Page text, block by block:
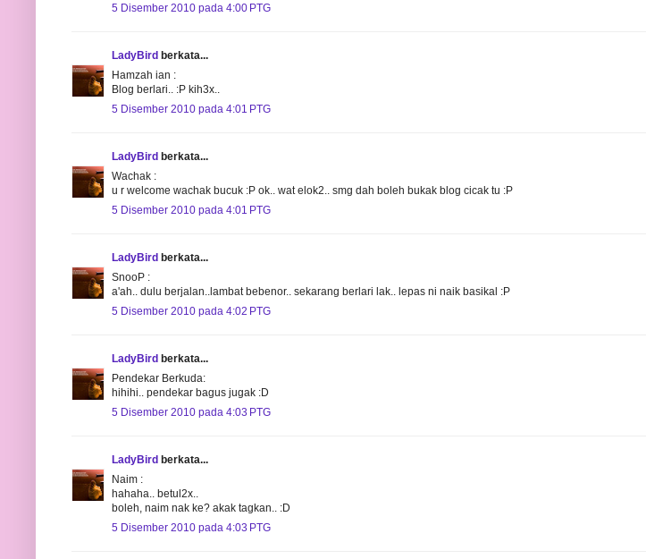
5 Disember 2010 pada 4:00 PTG
LadyBird berkata...
Hamzah ian :
Blog berlari.. :P kih3x..
5 Disember 2010 pada 4:01 PTG
LadyBird berkata...
Wachak :
u r welcome wachak bucuk :P ok.. wat elok2.. smg dah boleh bukak blog cicak tu :P
5 Disember 2010 pada 4:01 PTG
LadyBird berkata...
SnooP :
a'ah.. dulu berjalan..lambat bebenor.. sekarang berlari lak.. lepas ni naik basikal :P
5 Disember 2010 pada 4:02 PTG
LadyBird berkata...
Pendekar Berkuda:
hihihi.. pendekar bagus jugak :D
5 Disember 2010 pada 4:03 PTG
LadyBird berkata...
Naim :
hahaha.. betul2x..
boleh, naim nak ke? akak tagkan.. :D
5 Disember 2010 pada 4:03 PTG